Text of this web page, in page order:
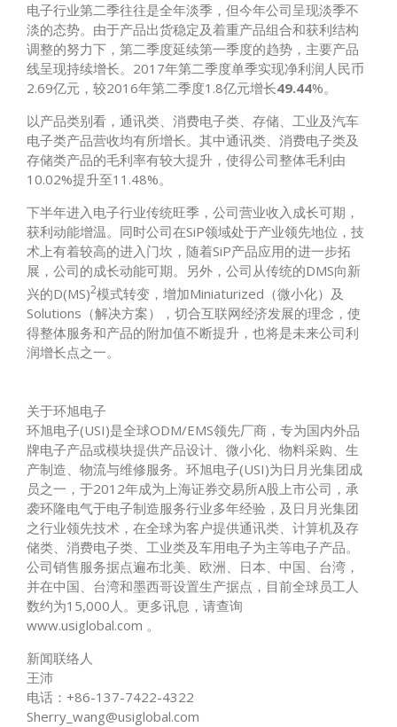
电子行业第二季往往是全年淡季，但今年公司呈现淡季不
淡的态势。由于产品出货稳定及着重产品组合和获利结构
调整的努力下，第二季度延续第一季度的趋势，主要产品
线呈现持续增长。2017年第二季度单季实现净利润人民币
2.69亿元，较2016年第二季度1.8亿元增长49.44%。
以产品类别看，通讯类、消费电子类、存储、工业及汽车
电子类产品营收均有所增长。其中通讯类、消费电子类及
存储类产品的毛利率有较大提升，使得公司整体毛利由
10.02%提升至11.48%。
下半年进入电子行业传统旺季，公司营业收入成长可期，
获利动能增温。同时公司在SiP领域处于产业领先地位，技
术上有着较高的进入门坎，随着SiP产品应用的进一步拓
展，公司的成长动能可期。另外，公司从传统的DMS向新
兴的D(MS)2模式转变，增加Miniaturized（微小化）及
Solutions（解决方案），切合互联网经济发展的理念，使
得整体服务和产品的附加值不断提升，也将是未来公司利
润增长点之一。
关于环旭电子
环旭电子(USI)是全球ODM/EMS领先厂商，专为国内外品
牌电子产品或模块提供产品设计、微小化、物料采购、生
产制造、物流与维修服务。环旭电子(USI)为日月光集团成
员之一，于2012年成为上海证券交易所A股上市公司，承
袭环隆电气于电子制造服务行业多年经验，及日月光集团
之行业领先技术，在全球为客户提供通讯类、计算机及存
储类、消费电子类、工业类及车用电子为主等电子产品。
公司销售服务据点遍布北美、欧洲、日本、中国、台湾，
并在中国、台湾和墨西哥设置生产据点，目前全球员工人
数约为15,000人。更多讯息，请查询
www.usiglobal.com 。
新闻联络人
王沛
电话：+86-137-7422-4322
Sherry_wang@usiglobal.com